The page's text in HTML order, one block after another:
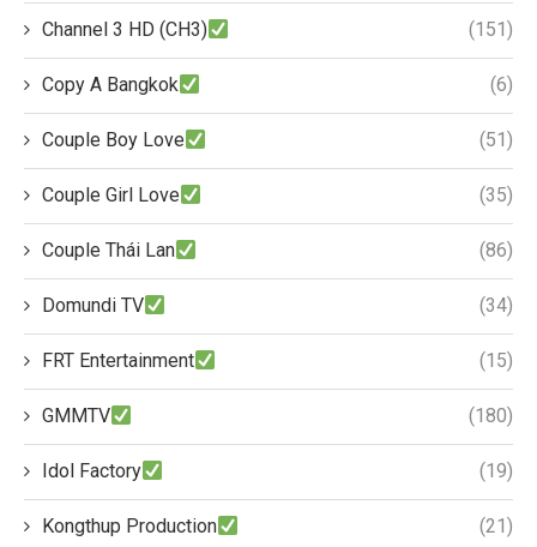
Channel 3 HD (CH3) (151)
Copy A Bangkok (6)
Couple Boy Love (51)
Couple Girl Love (35)
Couple Thái Lan (86)
Domundi TV (34)
FRT Entertainment (15)
GMMTV (180)
Idol Factory (19)
Kongthup Production (21)